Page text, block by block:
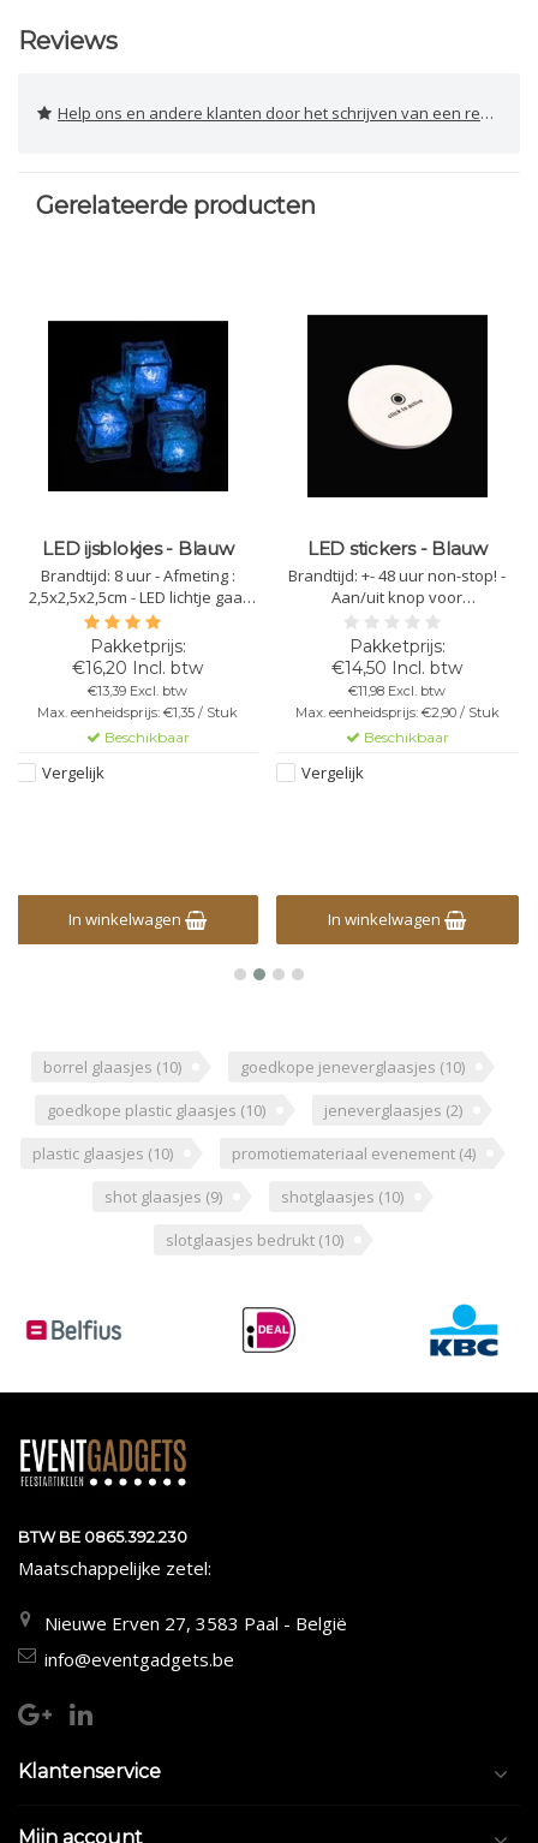
Reviews
Help ons en andere klanten door het schrijven van een review
Gerelateerde producten
LED ijsblokjes - Blauw
Brandtijd: 8 uur - Afmeting :
2,5x2,5x2,5cm - LED lichtje gaat
automatisch aan door sensoren
bij aanraking of in water - Kleur:
blauw - Per 12 stuks verpakt -
Zuiver decoratief van aard
€16,20 Incl. btw
€13,39 Excl. btw
Max. eenheidsprijs: €1,35 / Stuk
Beschikbaar
Vergelijk
In winkelwagen
LED stickers - Blauw
Brandtijd: +- 48 uur non-stop! -
Aan/uit knop voor
batterijbesparing - Sticker plakt
aan alle oppervlaktes - 3
verschillende standen -
Diameter: 5cm - Kleur: Blauw
€14,50 Incl. btw
€11,98 Excl. btw
Max. eenheidsprijs: €2,90 / Stuk
Beschikbaar
Vergelijk
In winkelwagen
borrel glaasjes (10) goedkope jeneverglaasjes (10)
goedkope plastic glaasjes (10) jeneverglaasjes (2)
plastic glaasjes (10) promotiemateriaal evenement (4)
shot glaasjes (9) shotglaasjes (10)
slotglaasjes bedrukt (10)
BTW BE 0865.392.230
Maatschappelijke zetel:
Nieuwe Erven 27, 3583 Paal - België
info@eventgadgets.be
Klantenservice
Mijn account